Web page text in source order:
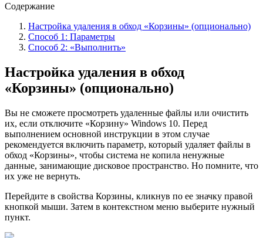
Содержание
Настройка удаления в обход «Корзины» (опционально)
Способ 1: Параметры
Способ 2: «Выполнить»
Настройка удаления в обход
«Корзины» (опционально)
Вы не сможете просмотреть удаленные файлы или очистить
их, если отключите «Корзину» Windows 10. Перед
выполнением основной инструкции в этом случае
рекомендуется включить параметр, который удаляет файлы в
обход «Корзины», чтобы система не копила ненужные
данные, занимающие дисковое пространство. Но помните, что
их уже не вернуть.
Перейдите в свойства Корзины, кликнув по ее значку правой
кнопкой мыши. Затем в контекстном меню выберите нужный
пункт.